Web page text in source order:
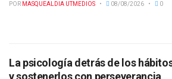
POR MASQUEALDIA UTMEDIOS 08/08/2026 0
La psicología detrás de los
y sostenerlos con perseverancia